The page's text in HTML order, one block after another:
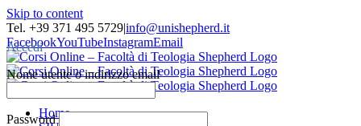
Skip to content
Tel. +39 371 495 5729|info@unishepherd.it
FacebookYouTubeInstagramEmail
Home
Accedi
Nome utente o indirizzo email
Password